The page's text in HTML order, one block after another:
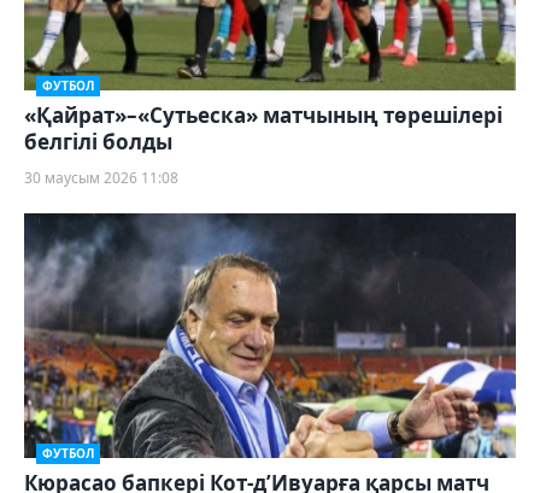
ФУТБОЛ
«Қайрат»–«Сутьеска» матчының төрешілері
белгілі болды
30 маусым 2026 11:08
ФУТБОЛ
Кюрасао бапкері Кот-д’Ивуарға қарсы матч